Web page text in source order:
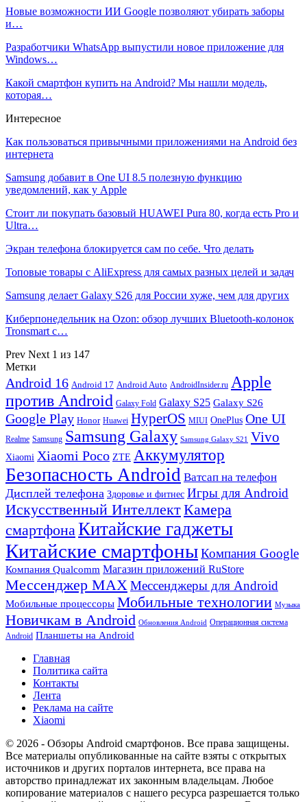
Новые возможности ИИ Google позволяют убирать заборы
и…
Разработчики WhatsApp выпустили новое приложение для
Windows…
Какой смартфон купить на Android? Мы нашли модель,
которая…
Интересное
Как пользоваться привычными приложениями на Android без
интернета
Samsung добавит в One UI 8.5 полезную функцию
уведомлений, как у Apple
Стоит ли покупать базовый HUAWEI Pura 80, когда есть Pro и
Ultra…
Экран телефона блокируется сам по себе. Что делать
Топовые товары с AliExpress для самых разных целей и задач
Samsung делает Galaxy S26 для России хуже, чем для других
Киберпонедельник на Ozon: обзор лучших Bluetooth-колонок
Tronsmart с…
Prev Next 1 из 147
Метки
Android 16 Android 17 Android Auto AndroidInsider.ru Apple
против Android Galaxy Fold Galaxy S25 Galaxy S26
Google Play Honor Huawei HyperOS MIUI OnePlus One UI
Realme Samsung Samsung Galaxy Samsung Galaxy S21 Vivo
Xiaomi Xiaomi Poco ZTE Аккумулятор
Безопасность Android Ватсап на телефон
Дисплей телефона Здоровье и фитнес Игры для Android
Искусственный ИнтеллектКамера
смартфонаКитайские гаджеты
Китайские смартфоныКомпания Google
Компания Qualcomm Магазин приложений RuStore
Мессенджер MAXМессенджеры для Android
Мобильные процессоры Мобильные технологии Музыка
Новичкам в Android Обновления Android Операционная система
Android Планшеты на Android
Главная
Политика сайта
Контакты
Лента
Реклама на сайте
Xiaomi
© 2026 - Обзоры Android смартфонов. Все права защищены.
Все материалы опубликованные на сайте взяты с открытых
источников и других порталов интернета, все права на
авторство принадлежат их законным владельцам. Любое
копирование материалов с нашего ресурса разрешается только